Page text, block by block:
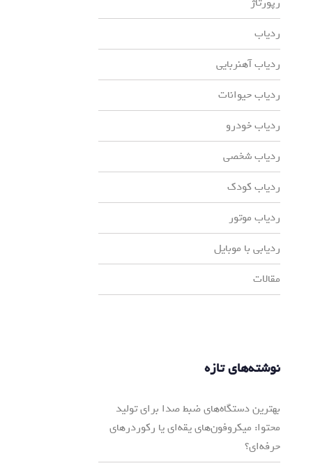
ردیاب
ردیاب آهنربایی
ردیاب حیوانات
ردیاب خودرو
ردیاب شخصی
ردیاب کودک
ردیاب موتور
ردیابی با موبایل
مقالات
نوشته‌های تازه
بهترین دستگاه‌های ضبط صدا برای تولید
محتوا: میکروفون‌های یقه‌ای یا رکوردرهای
حرفه‌ای؟